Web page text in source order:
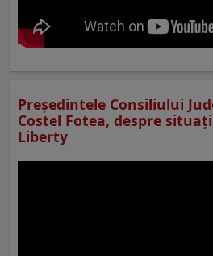
Preşedintele Consiliului
Costel Fotea, despre
Liberty